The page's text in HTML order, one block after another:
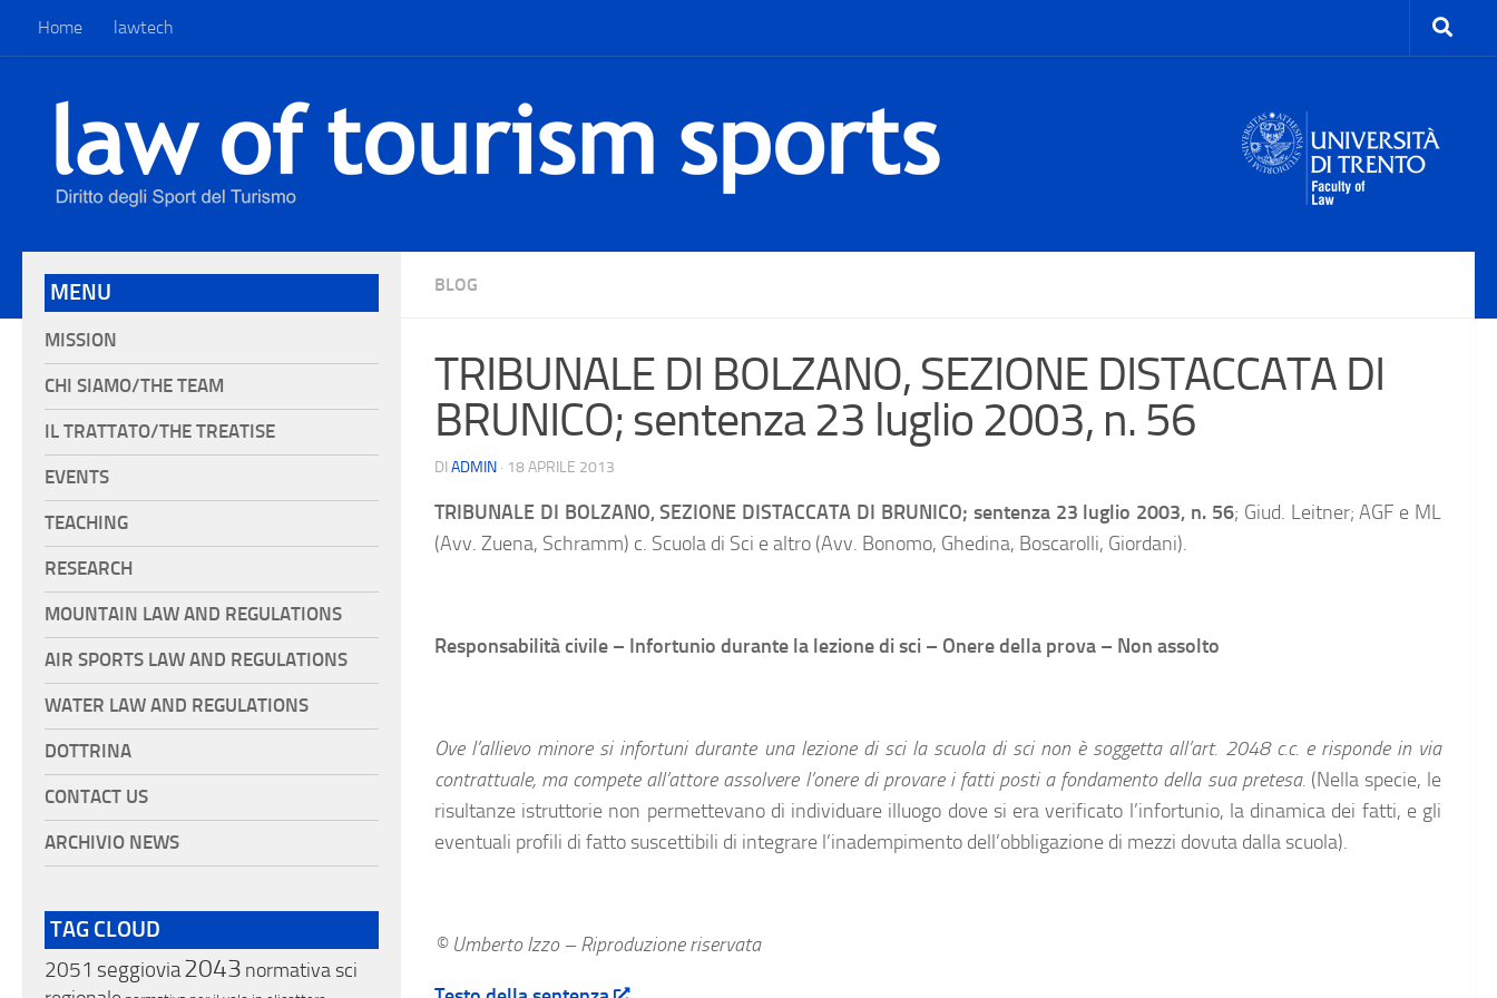
Home lawtech
BLOG
TRIBUNALE DI BOLZANO, SEZIONE DISTACCATA DI
BRUNICO; sentenza 23 luglio 2003, n. 56
DI ADMIN · 18 APRILE 2013
TRIBUNALE DI BOLZANO, SEZIONE DISTACCATA DI BRUNICO; sentenza 23 luglio 2003, n. 56; Giud. Leitner; AGF e ML
(Avv. Zuena, Schramm) c. Scuola di Sci e altro (Avv. Bonomo, Ghedina, Boscarolli, Giordani).
Responsabilità civile – Infortunio durante la lezione di sci – Onere della prova – Non assolto
Ove l’allievo minore si infortuni durante una lezione di sci la scuola di sci non è soggetta all’art. 2048 c.c. e risponde in via
contrattuale, ma compete all’attore assolvere l’onere di provare i fatti posti a fondamento della sua pretesa.(Nella specie, le
risultanze istruttorie non permettevano di individuare illuogo dove si era verificato l’infortunio, la dinamica dei fatti, e gli
eventuali profili di fatto suscettibili di integrare l’inadempimento dell’obbligazione di mezzi dovuta dalla scuola).
© Umberto Izzo – Riproduzione riservata
MENU
MISSION
CHI SIAMO/THE TEAM
IL TRATTATO/THE TREATISE
EVENTS
TEACHING
RESEARCH
MOUNTAIN LAW AND REGULATIONS
AIR SPORTS LAW AND REGULATIONS
WATER LAW AND REGULATIONS
DOTTRINA
CONTACT US
ARCHIVIO NEWS
TAG CLOUD
2051 seggiovia2043 normativa sci